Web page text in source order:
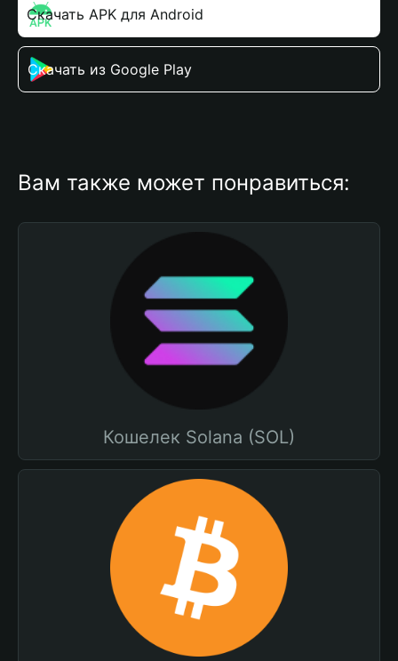
Скачать APK для Android
Скачать из Google Play
Вам также может понравиться:
Кошелек Solana (SOL)